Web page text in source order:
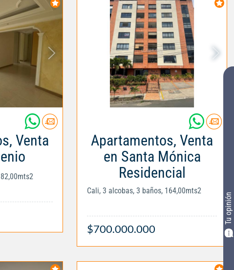
Tu opinión
Venta
Apartamentos, Venta
en Santa Mónica
Residencial
Cali, 3 alcobas, 3 baños, 164,00mts2
$700.000.000